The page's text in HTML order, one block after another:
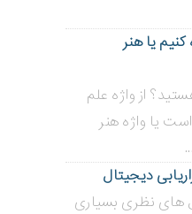
کنیم یا هنر
از واژه علم
یا واژه هنر
های نظری بسیاری